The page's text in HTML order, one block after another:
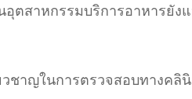
อุตสาหกรรมบริการอาหารยัง
วชาญในการตรวจสอบทางคลิ